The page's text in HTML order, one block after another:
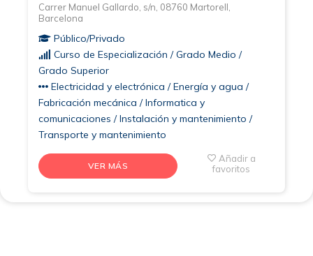
Carrer Manuel Gallardo, s/n, 08760 Martorell,
Barcelona
Público/Privado
Curso de Especialización / Grado Medio /
Grado Superior
Electricidad y electrónica / Energía y agua /
Fabricación mecánica / Informatica y
comunicaciones / Instalación y mantenimiento /
Transporte y mantenimiento
VER MÁS
Añadir a
favoritos